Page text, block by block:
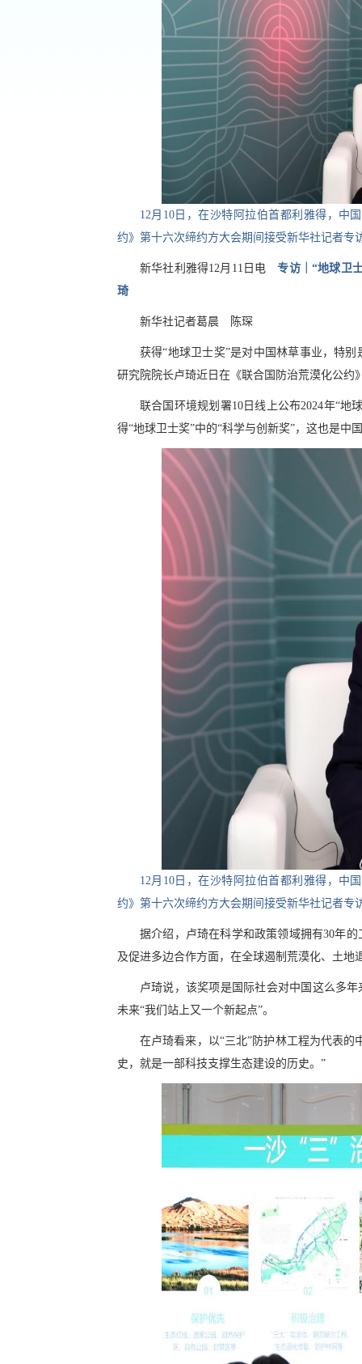
12月10日，在沙特阿拉伯首都利雅得，中
约》第十六次缔约方大会期间接受新华社记者专
新华社利雅得12月11日电专访｜“地球卫
琦
新华社记者葛晨 陈琛
获得“地球卫士奖”是对中国林草事业，特
研究院院长卢琦近日在《联合国防治荒漠化公约
联合国环境规划署10日线上公布2024年“地
得“地球卫士奖”中的“科学与创新奖”，这也是中
12月10日，在沙特阿拉伯首都利雅得，中
约》第十六次缔约方大会期间接受新华社记者专
据介绍，卢琦在科学和政策领域拥有30年
及促进多边合作方面，在全球遏制荒漠化、土地
卢琦说，该奖项是国际社会对中国这么多
未来“我们站上又一个新起点”。
在卢琦看来，以“三北”防护林工程为代表
史，就是一部科技支撑生态建设的历史。”